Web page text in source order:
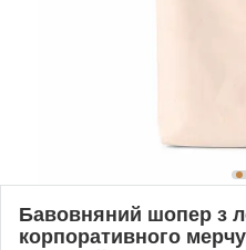
Бавовняний шопер з
корпоративного